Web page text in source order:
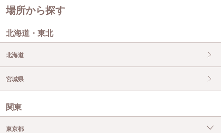
場所から探す
北海道・東北
北海道
宮城県
関東
東京都